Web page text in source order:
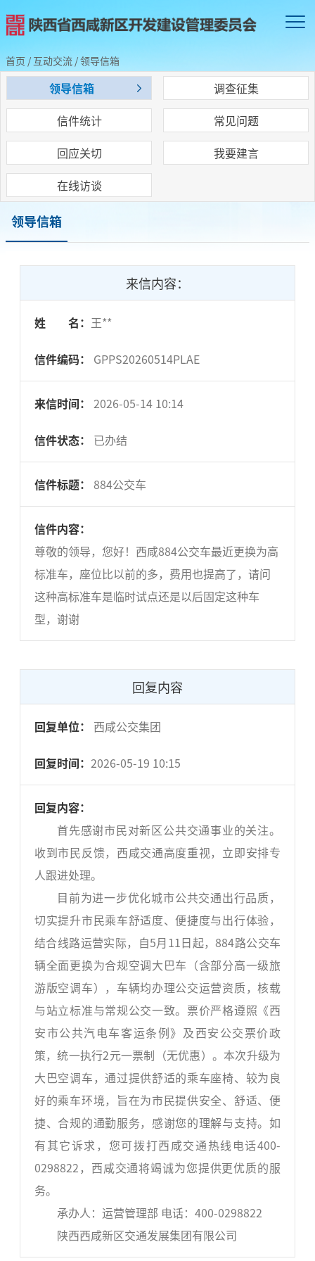
首页 / 互动交流 /领导信箱
领导信箱
调查征集
信件统计
常见问题
回应关切
我要建言
在线访谈
领导信箱
来信内容：
姓 名： 王**
信件编码： GPPS20260514PLAE
来信时间： 2026-05-14 10:14
信件状态： 已办结
信件标题： 884公交车
信件内容：
尊敬的领导，您好！西咸884公交车最近更换为高
标准车，座位比以前的多，费用也提高了，请问
这种高标准车是临时试点还是以后固定这种车
型，谢谢
回复内容
回复单位： 西咸公交集团
回复时间： 2026-05-19 10:15
回复内容：
首先感谢市民对新区公共交通事业的关注。
收到市民反馈，西咸交通高度重视，立即安排专
人跟进处理。
目前为进一步优化城市公共交通出行品质，
切实提升市民乘车舒适度、便捷度与出行体验，
结合线路运营实际，自5月11日起，884路公交车
辆全面更换为合规空调大巴车（含部分高一级旅
游版空调车），车辆均办理公交运营资质，核载
与站立标准与常规公交一致。票价严格遵照《西
安市公共汽电车客运条例》及西安公交票价政
策，统一执行2元一票制（无优惠）。本次升级为
大巴空调车，通过提供舒适的乘车座椅、较为良
好的乘车环境，旨在为市民提供安全、舒适、便
捷、合规的通勤服务，感谢您的理解与支持。如
有其它诉求，您可拨打西咸交通热线电话400-
0298822，西咸交通将竭诚为您提供更优质的服
务。
承办人：运营管理部 电话：400-0298822
陕西西咸新区交通发展集团有限公司